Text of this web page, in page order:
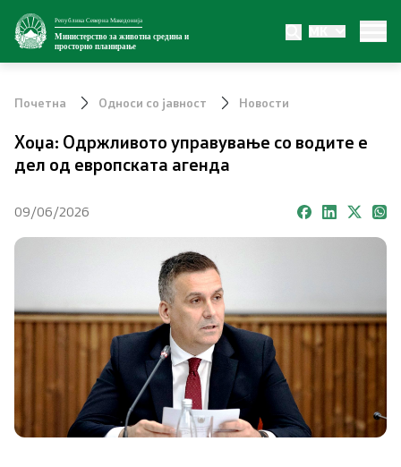
Република Северна Македонија
Министерство за животна средина и
просторно планирање
MK
Министерство
Сектори
Органи во состав
Односи со јавност
Соопштенија
Почетна Односи со јавност Новости
Хоџа: Одржливото управување со водите е
дел од европската агенда
09/06/2026